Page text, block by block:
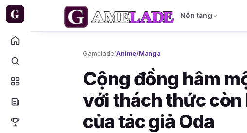
Nền tảng
Gamelade/Anime/Manga
Cộng đồng hâm
với thách thức còn
của tác giả Oda